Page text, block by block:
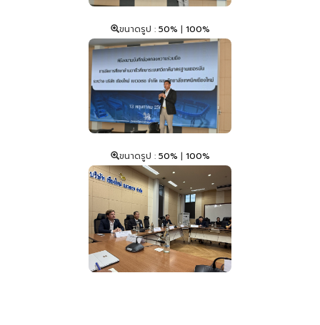
ขนาดรูป : 50% | 100%
ขนาดรูป : 50% | 100%